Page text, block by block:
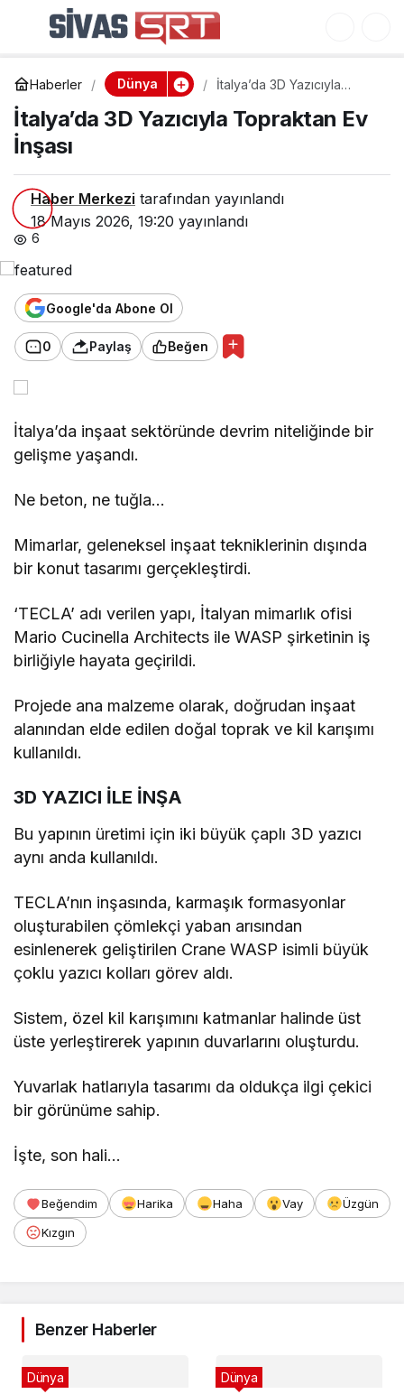
Haberler Dünya
İtalya’da 3D Yazıcıyla
İtalya’da 3D Yazıcıyla Topraktan Ev
İnşası
Haber Merkezi tarafından yayınlandı
18 Mayıs 2026, 19:20 yayınlandı
6
Google'da Abone Ol
0 Paylaş Beğen
İtalya’da inşaat sektöründe devrim niteliğinde bir
gelişme yaşandı.
Ne beton, ne tuğla…
Mimarlar, geleneksel inşaat tekniklerinin dışında
bir konut tasarımı gerçekleştirdi.
‘TECLA’ adı verilen yapı, İtalyan mimarlık ofisi
Mario Cucinella Architects ile WASP şirketinin iş
birliğiyle hayata geçirildi.
Projede ana malzeme olarak, doğrudan inşaat
alanından elde edilen doğal toprak ve kil karışımı
kullanıldı.
3D YAZICI İLE İNŞA
Bu yapının üretimi için iki büyük çaplı 3D yazıcı
aynı anda kullanıldı.
TECLA’nın inşasında, karmaşık formasyonlar
oluşturabilen çömlekçi yaban arısından
esinlenerek geliştirilen Crane WASP isimli büyük
çoklu yazıcı kolları görev aldı.
Sistem, özel kil karışımını katmanlar halinde üst
üste yerleştirerek yapının duvarlarını oluşturdu.
Yuvarlak hatlarıyla tasarımı da oldukça ilgi çekici
bir görünüme sahip.
İşte, son hali…
Beğendim Harika Haha Vay
Üzgün
Kızgın
İtalya’da 3D Yazıcıyla
Benzer Haberler
Dünya Dünya